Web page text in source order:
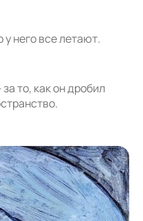
него все летают.
то, как он дробил